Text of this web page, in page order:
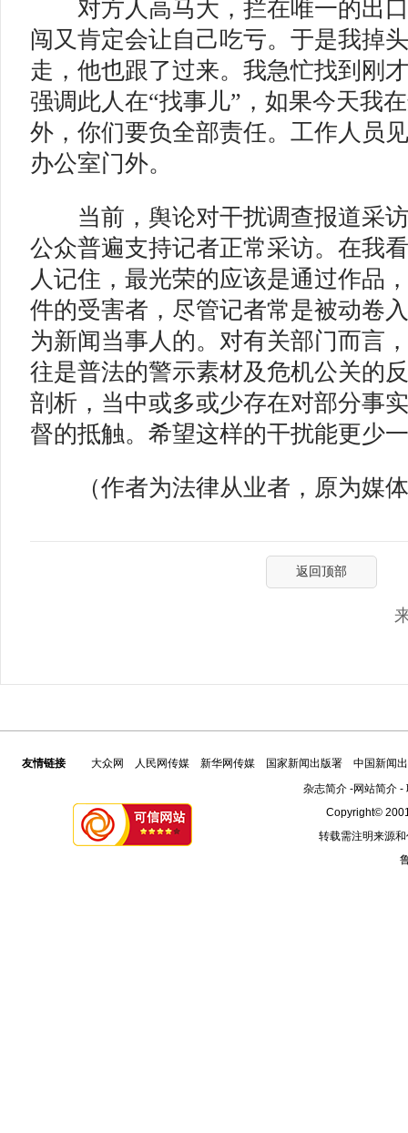
对方人高马大，拦在唯一的出口
闯又肯定会让自己吃亏。于是我掉
走，他也跟了过来。我急忙找到刚
强调此人在“找事儿”，如果今天我
外，你们要负全部责任。工作人员
办公室门外。
当前，舆论对干扰调查报道采访
公众普遍支持记者正常采访。在我
人记住，最光荣的应该是通过作品
件的受害者，尽管记者常是被动卷
为新闻当事人的。对有关部门而言
往是普法的警示素材及危机公关的
剖析，当中或多或少存在对部分事
督的抵触。希望这样的干扰能更少
（作者为法律从业者，原为媒
返回顶部
友情链接 大众网 人民网传媒 新华网传媒 国家新闻出版署
中国新闻
杂志简介-网站简介-
Copyright©
转载需注明来源